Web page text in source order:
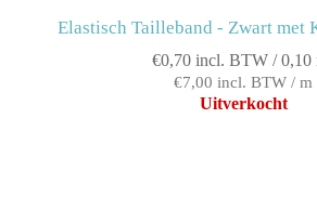
Elastisch Tailleband - Zwart met
€0,70 incl. BTW / 0,10
€7,00 incl. BTW / m
Uitverkocht